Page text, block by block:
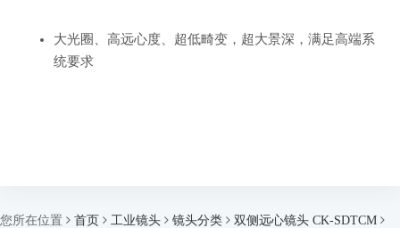
大光圈、高远心度、超低畸变，超大景深，满足高端系
统要求
您所在位置 首页 工业镜头 镜头分类
双侧远心镜头 CK-SDTCM